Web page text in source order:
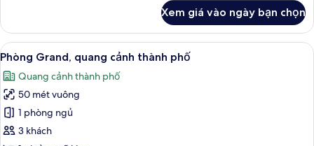
Deluxe
Twin
balcony,
Classic
Wing
Xem giá vào ngày bạn chọn
Xem
tất
cả
ảnh
Phòng
Grand,
Phòng Grand, quang cảnh thành
7
Phòng Grand, quang cảnh thành phố
Quang cảnh thành phố
50 mét vuông
1 phòng ngủ
3 khách